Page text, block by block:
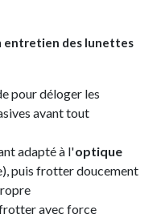
entretien des lunettes
pour déloger les
avant tout
adapté à l'optique
puis frotter doucement
frotter avec force